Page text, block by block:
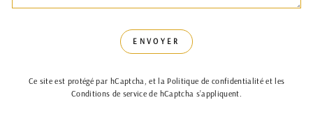
ENVOYER
Ce site est protégé par hCaptcha, et la Politique de confidentialité et les
Conditions de service de hCaptcha s’appliquent.